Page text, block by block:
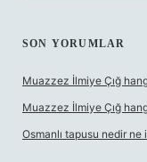
SON YORUMLAR
Muazzez İlmiye Çığ
Muazzez İlmiye Çığ
Osmanlı tapusu nedir ne